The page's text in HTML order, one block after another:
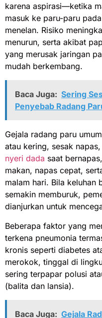
karena aspirasi—ketika
masuk ke paru-paru
menelan. Risiko
menurun, serta akibat
yang merusak jaringan
mudah berkembang.
Baca Juga: Sering
Penyebab Radang
Gejala radang paru
atau kering, sesak
nyeri dada saat
makan, napas cepat,
malam hari. Bila keluhan
semakin memburuk,
dianjurkan untuk
Beberapa faktor yang
terkena pneumonia
kronis seperti diabetes
merokok, tinggal di
sering terpapar polusi
(balita dan lansia).
Baca Juga: Gejala